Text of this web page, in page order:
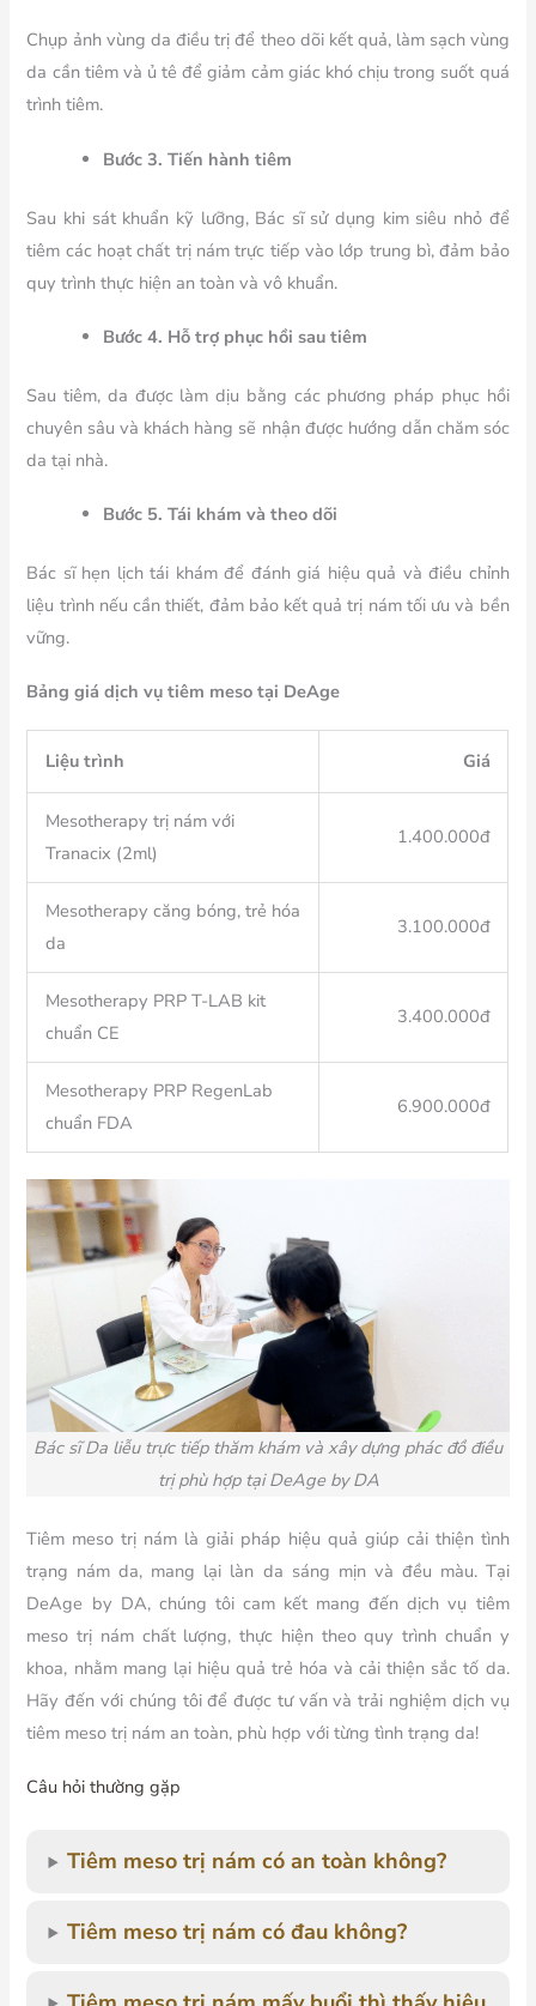
Chụp ảnh vùng da điều trị để theo dõi kết quả, làm sạch vùng
da cần tiêm và ủ tê để giảm cảm giác khó chịu trong suốt quá
trình tiêm.
Bước 3. Tiến hành tiêm
Sau khi sát khuẩn kỹ lưỡng, Bác sĩ sử dụng kim siêu nhỏ để
tiêm các hoạt chất trị nám trực tiếp vào lớp trung bì, đảm bảo
quy trình thực hiện an toàn và vô khuẩn.
Bước 4. Hỗ trợ phục hồi sau tiêm
Sau tiêm, da được làm dịu bằng các phương pháp phục hồi
chuyên sâu và khách hàng sẽ nhận được hướng dẫn chăm sóc
da tại nhà.
Bước 5. Tái khám và theo dõi
Bác sĩ hẹn lịch tái khám để đánh giá hiệu quả và điều chỉnh
liệu trình nếu cần thiết, đảm bảo kết quả trị nám tối ưu và bền
vững.
Bảng giá dịch vụ tiêm meso tại DeAge
Liệu trình Giá
Mesotherapy trị nám với
Tranacix (2ml)
1.400.000đ
Mesotherapy căng bóng, trẻ hóa
da
3.100.000đ
Mesotherapy PRP T-LAB kit
chuẩn CE
3.400.000đ
Mesotherapy PRP RegenLab
chuẩn FDA
6.900.000đ
Bác sĩ Da liễu trực tiếp thăm khám và xây dựng phác đồ điều
trị phù hợp tại DeAge by DA
Tiêm meso trị nám là giải pháp hiệu quả giúp cải thiện tình
trạng nám da, mang lại làn da sáng mịn và đều màu. Tại
DeAge by DA, chúng tôi cam kết mang đến dịch vụ tiêm
meso trị nám chất lượng, thực hiện theo quy trình chuẩn y
khoa, nhằm mang lại hiệu quả trẻ hóa và cải thiện sắc tố da.
Hãy đến với chúng tôi để được tư vấn và trải nghiệm dịch vụ
tiêm meso trị nám an toàn, phù hợp với từng tình trạng da!
Câu hỏi thường gặp
Tiêm meso trị nám có an toàn không?
Tiêm meso trị nám có đau không?